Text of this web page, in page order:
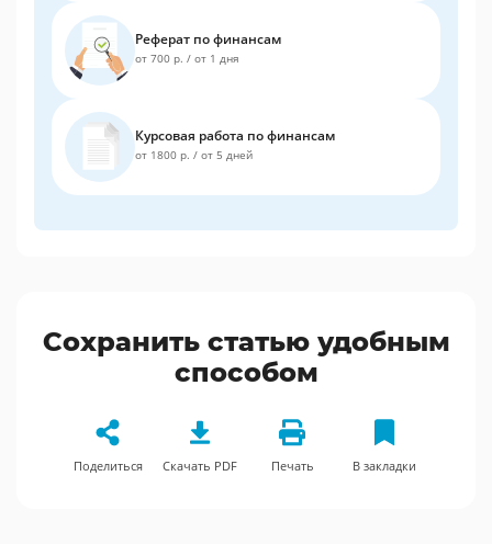
Реферат по финансам
от 700 р. / от 1 дня
Курсовая работа по финансам
от 1800 р. / от 5 дней
Сохранить статью удобным
способом
Поделиться Скачать PDF Печать В закладки